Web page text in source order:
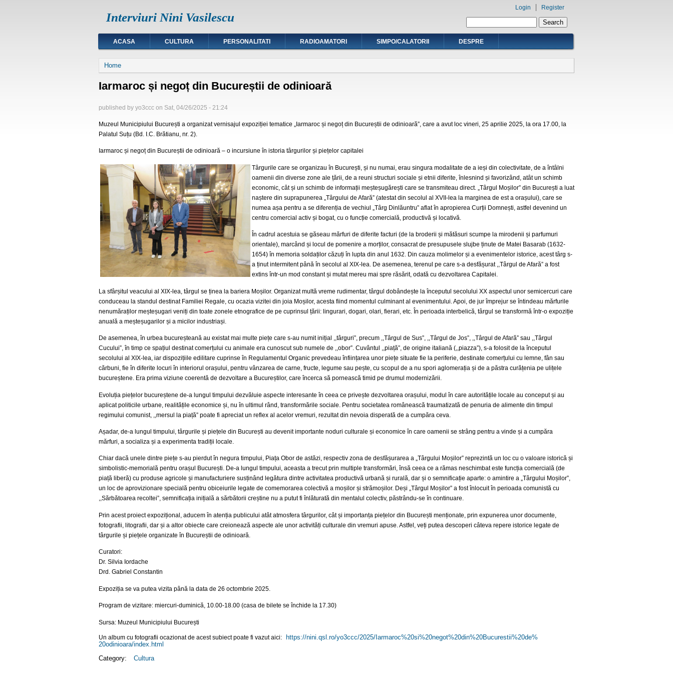
Interviuri Nini Vasilescu
Login Register
ACASA CULTURA PERSONALITATI RADIOAMATORI SIMPO/CALATORII DESPRE
You are here
Home
Iarmaroc și negoț din Bucureștii de odinioară
published by yo3ccc on Sat, 04/26/2025 - 21:24
Muzeul Municipiului București a organizat vernisajul expoziției tematice „Iarmaroc și negoț din Bucureștii de odinioară”, care a avut loc vineri, 25 aprilie 2025, la ora 17.00, la
Palatul Suțu (Bd. I.C. Brătianu, nr. 2).
Iarmaroc și negoț din Bucureștii de odinioară – o incursiune în istoria târgurilor și piețelor capitalei
Târgurile care se organizau în București, și nu numai, erau singura modalitate de a ieși din colectivitate, de a întâlni
oamenii din diverse zone ale țării, de a reuni structuri sociale și etnii diferite, înlesnind și favorizând, atât un schimb
economic, cât și un schimb de informații meșteșugărești care se transmiteau direct. „Târgul Moșilor” din București a luat
naștere din suprapunerea „Târgului de Afară” (atestat din secolul al XVII-lea la marginea de est a orașului), care se
numea așa pentru a se diferenția de vechiul „Târg Dinlăuntru” aflat în apropierea Curții Domnești, astfel devenind un
centru comercial activ și bogat, cu o funcție comercială, productivă și locativă.
În cadrul acestuia se găseau mărfuri de diferite facturi (de la broderii și mătăsuri scumpe la mirodenii și parfumuri
orientale), marcând și locul de pomenire a morților, consacrat de presupusele slujbe ținute de Matei Basarab (1632-
1654) în memoria soldaților căzuți în lupta din anul 1632. Din cauza molimelor și a evenimentelor istorice, acest târg s-
a ținut intermitent până în secolul al XIX-lea. De asemenea, terenul pe care s-a desfășurat ,,Târgul de Afară” a fost
extins într-un mod constant și mutat mereu mai spre răsărit, odată cu dezvoltarea Capitalei.
La sfârșitul veacului al XIX-lea, târgul se ținea la bariera Moșilor. Organizat multă vreme rudimentar, târgul dobândește la începutul secolului XX aspectul unor semicercuri care
conduceau la standul destinat Familiei Regale, cu ocazia vizitei din joia Moșilor, acesta fiind momentul culminant al evenimentului. Apoi, de jur împrejur se întindeau mărfurile
nenumăraților meșteșugari veniți din toate zonele etnografice de pe cuprinsul țării: lingurari, dogari, olari, fierari, etc. În perioada interbelică, târgul se transformă într-o expoziție
anuală a meșteșugarilor și a micilor industriași.
De asemenea, în urbea bucureșteană au existat mai multe piețe care s-au numit inițial ,,târguri”, precum ,,Târgul de Sus”, ,,Târgul de Jos”, ,,Târgul de Afară” sau ,,Târgul
Cucului”, în timp ce spațiul destinat comerțului cu animale era cunoscut sub numele de ,,obor”. Cuvântul ,,piață”, de origine italiană (,,piazza”), s-a folosit de la începutul
secolului al XIX-lea, iar dispozițiile edilitare cuprinse în Regulamentul Organic prevedeau înființarea unor piețe situate fie la periferie, destinate comerțului cu lemne, fân sau
cărbuni, fie în diferite locuri în interiorul orașului, pentru vânzarea de carne, fructe, legume sau pește, cu scopul de a nu spori aglomerația și de a păstra curățenia pe ulițele
bucureștene. Era prima viziune coerentă de dezvoltare a Bucureștilor, care încerca să pornească timid pe drumul modernizării.
Evoluția piețelor bucureștene de-a lungul timpului dezvăluie aspecte interesante în ceea ce privește dezvoltarea orașului, modul în care autoritățile locale au conceput și au
aplicat politicile urbane, realitățile economice și, nu în ultimul rând, transformările sociale. Pentru societatea românească traumatizată de penuria de alimente din timpul
regimului comunist, ,,mersul la piață” poate fi apreciat un reflex al acelor vremuri, rezultat din nevoia disperată de a cumpăra ceva.
Așadar, de-a lungul timpului, târgurile și piețele din București au devenit importante noduri culturale și economice în care oamenii se strâng pentru a vinde și a cumpăra
mărfuri, a socializa și a experimenta tradiții locale.
Chiar dacă unele dintre piețe s-au pierdut în negura timpului, Piața Obor de astăzi, respectiv zona de desfășurarea a „Târgului Moșilor” reprezintă un loc cu o valoare istorică și
simbolistic-memorială pentru orașul București. De-a lungul timpului, aceasta a trecut prin multiple transformări, însă ceea ce a rămas neschimbat este funcția comercială (de
piață liberă) cu produse agricole și manufacturiere susținând legătura dintre activitatea productivă urbană și rurală, dar și o semnificație aparte: o amintire a „Târgului Moșilor”,
un loc de aprovizionare specială pentru obiceiurile legate de comemorarea colectivă a moșilor și strămoșilor. Deși „Târgul Moșilor” a fost înlocuit în perioada comunistă cu
,,Sărbătoarea recoltei”, semnificația inițială a sărbătorii creștine nu a putut fi înlăturată din mentalul colectiv, păstrându-se în continuare.
Prin acest proiect expozițional, aducem în atenția publicului atât atmosfera târgurilor, cât și importanța piețelor din București menționate, prin expunerea unor documente,
fotografii, litografii, dar și a altor obiecte care creionează aspecte ale unor activități culturale din vremuri apuse. Astfel, veți putea descoperi câteva repere istorice legate de
târgurile și piețele organizate în Bucureștii de odinioară.
Curatori:
Dr. Silvia Iordache
Drd. Gabriel Constantin
Expoziția se va putea vizita până la data de 26 octombrie 2025.
Program de vizitare: miercuri-duminică, 10.00-18.00 (casa de bilete se închide la 17.30)
Sursa: Muzeul Municipiului București
Un album cu fotografii ocazionat de acest subiect poate fi vazut aici: https://nini.qsl.ro/yo3ccc/2025/Iarmaroc%20si%20negot%20din%20Bucurestii%20de%
20odinioara/index.html
Category:
Cultura